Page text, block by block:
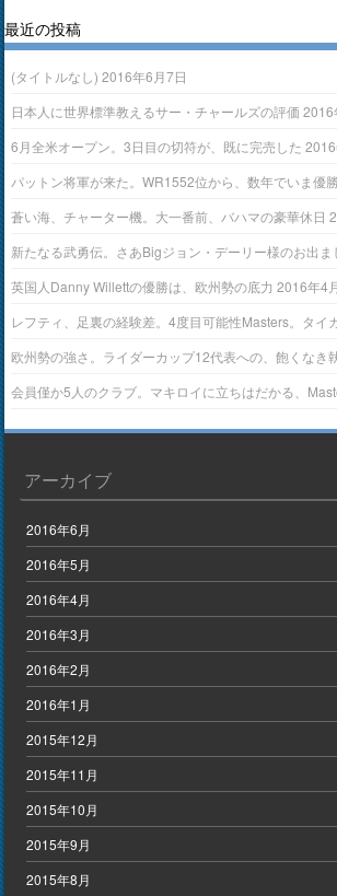
最近の投稿
(タイトルなし) 2016年6月7日
日本人に世界標準教えるサー・チャールズの評価 2016
6月全米オープン。3日目の切符が、既に完売した
パットン将軍が来た。WR1552位から、数年でいま優
蒼い海、チャーター機。大一番前、バハマの豪華休日
新たなる武勇伝。さあBigジョン・デーリー様のお出ま
英国人Danny Willettの優勝は、欧州勢の底力 2016年4
レフティ、足裏の経験差。4度目可能性Masters。タイ
欧州勢の強さ。ライダーカップ12代表への、飽くなき
会員僅か5人のクラブ。マキロイに立ちはだかる、
アーカイブ
2016年6月
2016年5月
2016年4月
2016年3月
2016年2月
2016年1月
2015年12月
2015年11月
2015年10月
2015年9月
2015年8月